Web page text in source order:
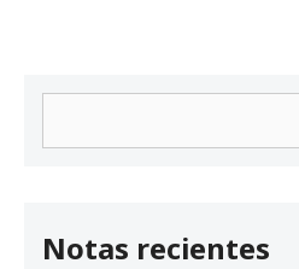
Notas recientes